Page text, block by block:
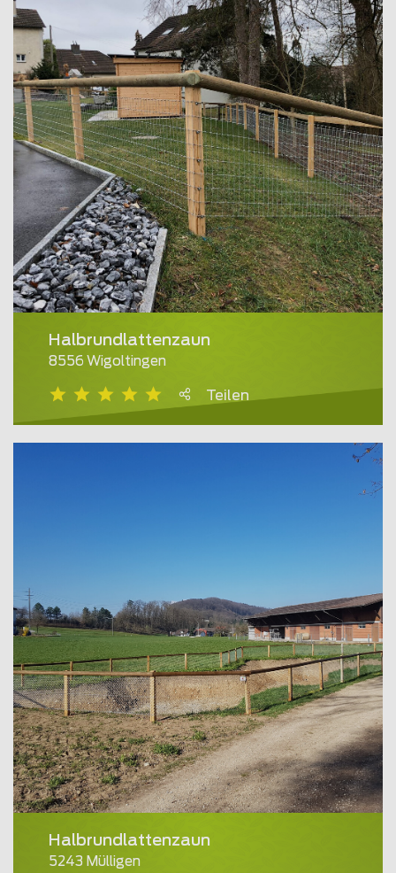
Halbrundlattenzaun
8556 Wigoltingen
Teilen
Halbrundlattenzaun
5243 Mülligen